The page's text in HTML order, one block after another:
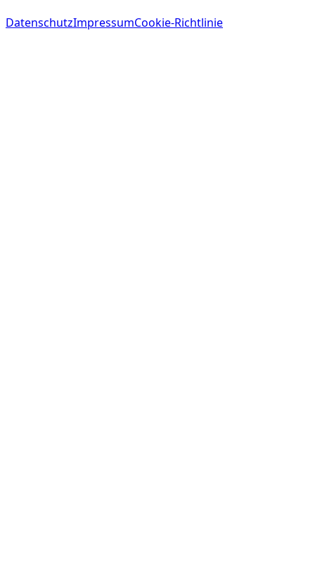
DatenschutzImpressumCookie-Richtlinie